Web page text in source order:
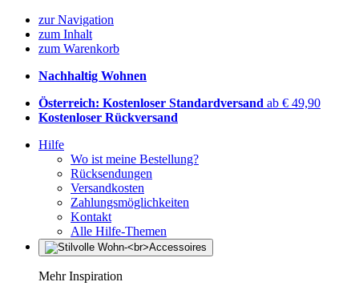
zur Navigation
zum Inhalt
zum Warenkorb
Nachhaltig Wohnen
Österreich: Kostenloser Standardversand ab € 49,90
Kostenloser Rückversand
Hilfe
Wo ist meine Bestellung?
Rücksendungen
Versandkosten
Zahlungsmöglichkeiten
Kontakt
Alle Hilfe-Themen
Mehr Inspiration